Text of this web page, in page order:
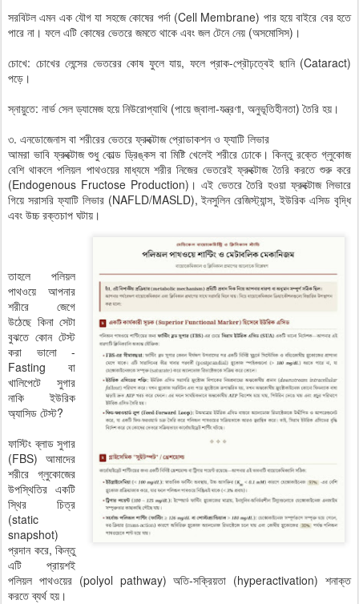
সরবিটল এমন এক যৌগ যা সহজে কোষের পর্দা (Cell Membrane) পার হয়ে বাইরে বের হতে
পারে না। ফলে এটি কোষের ভেতরে জমতে থাকে এবং জল টেনে নেয় (অসমোসিস)।
চোখে: চোখের লেন্সের ভেতরের কোষ ফুলে যায়, ফলে প্রাক-প্রৌঢ়ত্বেই ছানি (Cataract)
পড়ে।
স্নায়ুতে: নার্ভ সেল ড্যামেজ হয়ে নিউরোপ্যাথি (পায়ে জ্বালা-যন্ত্রণা, অনুভূতিহীনতা) তৈরি হয়।
৩. এনডোজেনাস বা শরীরের ভেতরে ফ্রুক্টোজ প্রোডাকশন ও ফ্যাটি লিভার
আমরা ভাবি ফ্রুক্টোজ শুধু কোল্ড ড্রিঙ্কস বা মিষ্টি খেলেই শরীরে ঢোকে। কিন্তু রক্তে গ্লুকোজ
বেশি থাকলে পলিয়ল পাথওয়ের মাধ্যমে শরীর নিজের ভেতরেই ফ্রুক্টোজ তৈরি করতে শুরু করে
(Endogenous Fructose Production)। এই ভেতরে তৈরি হওয়া ফ্রুক্টোজ লিভারে
গিয়ে সরাসরি ফ্যাটি লিভার (NAFLD/MASLD), ইনসুলিন রেজিস্ট্যান্স, ইউরিক এসিড বৃদ্ধি
এবং উচ্চ রক্তচাপ ঘটায়।
তাহলে পলিয়ল
পাথওয়ে আপনার
শরীরে জেগে
উঠেছে কিনা সেটা
বুঝতে কোন টেস্ট
করা ভালো -
Fasting বা
খালিপেটে সুগার
নাকি ইউরিক
অ্যাসিড টেস্ট?
ফাস্টিং ব্লাড সুগার
(FBS) আমাদের
শরীরে গ্লুকোজের
উপস্থিতির একটি
স্থির চিত্র
(static
snapshot)
প্রদান করে, কিন্তু
এটি প্রায়শই
পলিয়ল পাথওয়ের (polyol pathway) অতি-সক্রিয়তা (hyperactivation) শনাক্ত
করতে ব্যর্থ হয়।